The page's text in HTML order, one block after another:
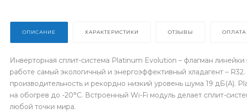
ОПИСАНИЕ ХАРАКТЕРИСТИКИ ОТЗЫВЫ ОПЛАТА
Инверторная сплит-система Platinum Evolution – флагман
работе самый экологичный и энергоэффективный хладагент –
производительность и рекордно низкий уровень шума 19 дБ(А).
на обогрев до -20°С. Встроенный Wi-Fi модуль делает сплит-
любой точки мира.